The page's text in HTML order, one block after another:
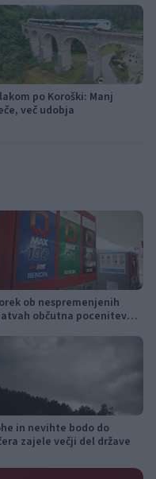
po Koroški: Manj
več udobja
ob nespremenjenih
občutna pocenitev
in nevihte bodo do
zajele večji del države